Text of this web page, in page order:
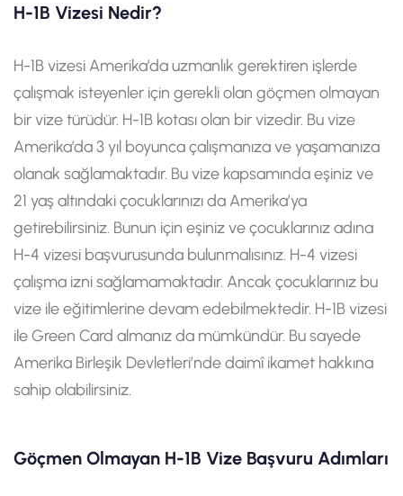
H-1B Vizesi Nedir?
H-1B vizesi Amerika’da uzmanlık gerektiren işlerde
çalışmak isteyenler için gerekli olan göçmen olmayan
bir vize türüdür. H-1B kotası olan bir vizedir. Bu vize
Amerika’da 3 yıl boyunca çalışmanıza ve yaşamanıza
olanak sağlamaktadır. Bu vize kapsamında eşiniz ve
21 yaş altındaki çocuklarınızı da Amerika’ya
getirebilirsiniz. Bunun için eşiniz ve çocuklarınız adına
H-4 vizesi başvurusunda bulunmalısınız. H-4 vizesi
çalışma izni sağlamamaktadır. Ancak çocuklarınız bu
vize ile eğitimlerine devam edebilmektedir. H-1B vizesi
ile Green Card almanız da mümkündür. Bu sayede
Amerika Birleşik Devletleri’nde daimî ikamet hakkına
sahip olabilirsiniz.
Göçmen Olmayan H-1B Vize Başvuru Adımları